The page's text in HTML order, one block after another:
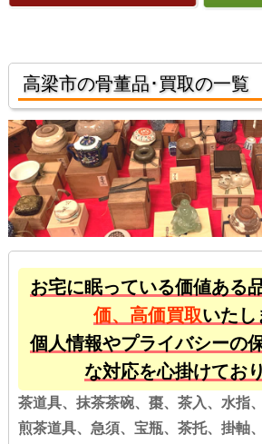
高梁市の骨董品･買取の一覧
お宅に眠っている価値ある
価、高価買取いたし
個人情報やプライバシーの
な対応を心掛けており
茶道具、抹茶茶碗、棗、茶入、水指
煎茶道具、急須、宝瓶、茶托、掛軸